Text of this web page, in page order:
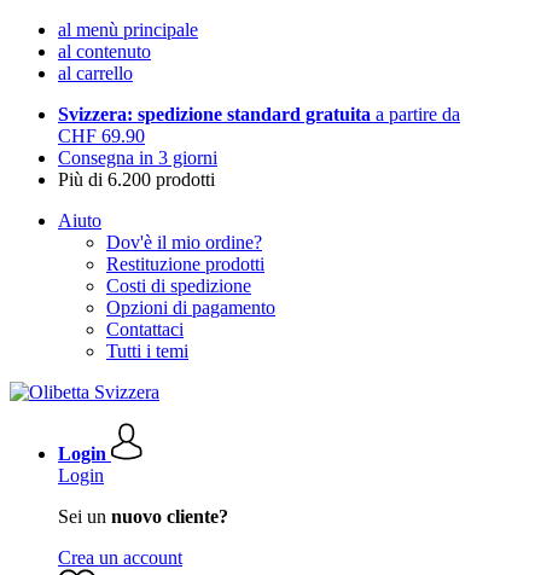
al menù principale
al contenuto
al carrello
Svizzera: spedizione standard gratuita a partire da
CHF 69.90
Consegna in 3 giorni
Più di 6.200 prodotti
Aiuto
Dov'è il mio ordine?
Restituzione prodotti
Costi di spedizione
Opzioni di pagamento
Contattaci
Tutti i temi
Login
Login
Sei un nuovo cliente?
Crea un account